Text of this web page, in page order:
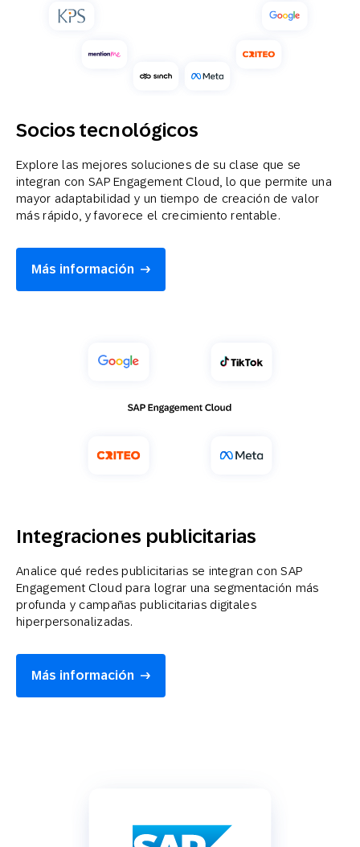
Socios tecnológicos
Explore las mejores soluciones de su clase que se
integran con SAP Engagement Cloud, lo que permite una
mayor adaptabilidad y un tiempo de creación de valor
más rápido, y favorece el crecimiento rentable.
Más información
Integraciones publicitarias
Analice qué redes publicitarias se integran con SAP
Engagement Cloud para lograr una segmentación más
profunda y campañas publicitarias digitales
hiperpersonalizadas.
Más información